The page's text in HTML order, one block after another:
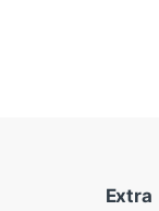
Extra